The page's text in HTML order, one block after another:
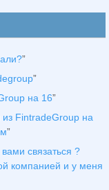
”
”
на 16”
FintradeGroup на
”
связаться ?
компанией и у меня